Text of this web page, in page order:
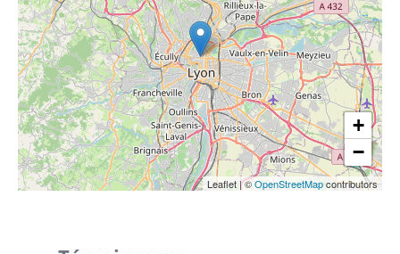
+
−
Leaflet|©OpenStreetMapcontributors